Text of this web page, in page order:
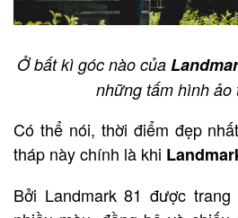
Ở bất kì góc nào của
những tấm hình ảo
Có thể nói, thời điểm đẹp
tháp này chính là khi
Bởi Landmark 81 được